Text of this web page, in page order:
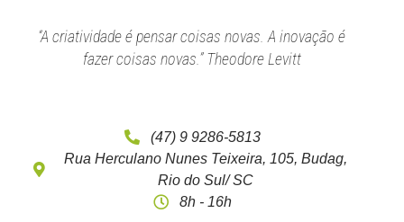
“A criatividade é pensar coisas novas. A inovação é
fazer coisas novas.” Theodore Levitt
(47) 9 9286-5813
Rua Herculano Nunes Teixeira, 105, Budag,
Rio do Sul/ SC
8h - 16h